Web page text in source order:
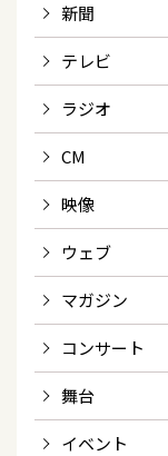
新聞
テレビ
ラジオ
CM
映像
ウェブ
マガジン
コンサート
舞台
イベント